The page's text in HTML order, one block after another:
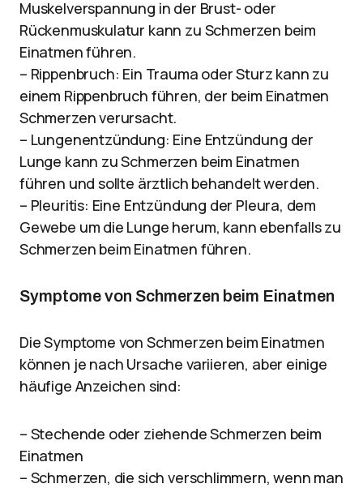
Muskelverspannung in der Brust- oder
Rückenmuskulatur kann zu Schmerzen beim
Einatmen führen.
– Rippenbruch: Ein Trauma oder Sturz kann zu
einem Rippenbruch führen, der beim Einatmen
Schmerzen verursacht.
– Lungenentzündung: Eine Entzündung der
Lunge kann zu Schmerzen beim Einatmen
führen und sollte ärztlich behandelt werden.
– Pleuritis: Eine Entzündung der Pleura, dem
Gewebe um die Lunge herum, kann ebenfalls zu
Schmerzen beim Einatmen führen.
Symptome von Schmerzen beim Einatmen
Die Symptome von Schmerzen beim Einatmen
können je nach Ursache variieren, aber einige
häufige Anzeichen sind:
– Stechende oder ziehende Schmerzen beim
Einatmen
– Schmerzen, die sich verschlimmern, wenn man